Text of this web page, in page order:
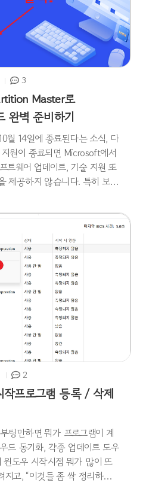
3
Master로
완벽 준비하기
월 14일에 종료된다는 소식, 다
원이 종료되면 Microsoft에서
트웨어 업데이트, 기술 지원 또
제공하지 않습니다. 특히 보안
드는 사실상 필수 단계가 되었
11 업그레이드 과정에서 디스
변환, 또는 파티션 정리 문제
요. 오늘은 이런 문제를 간단
Partition Master를 사용해
..
2
프로그램 등록 / 삭제
팅만하면 뭐가 프로그램이 계
드 동기화, 각종 업데이트 도우
도우 시작시점 뭐가 많이 뜨
고, “이것들 좀 싹 정리하고